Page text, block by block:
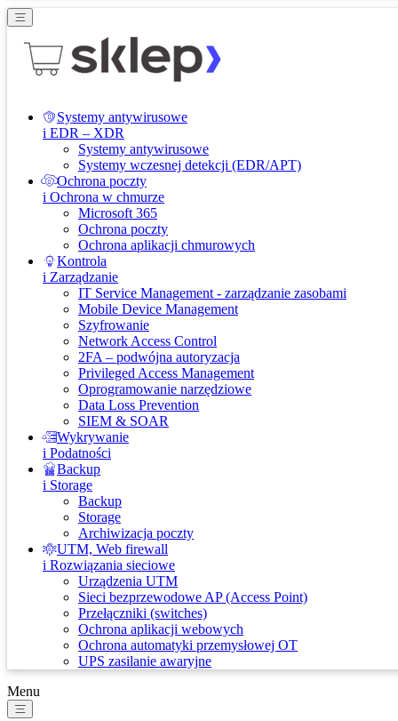
Systemy antywirusowe
i EDR – XDR
Systemy antywirusowe
Systemy wczesnej detekcji (EDR/APT)
Ochrona poczty
i Ochrona w chmurze
Microsoft 365
Ochrona poczty
Ochrona aplikacji chmurowych
Kontrola
i Zarządzanie
IT Service Management - zarządzanie zasobami
Mobile Device Management
Szyfrowanie
Network Access Control
2FA – podwójna autoryzacja
Privileged Access Management
Oprogramowanie narzędziowe
Data Loss Prevention
SIEM & SOAR
Wykrywanie
i Podatności
Backup
i Storage
Backup
Storage
Archiwizacja poczty
UTM, Web firewall
i Rozwiązania sieciowe
Urządzenia UTM
Sieci bezprzewodowe AP (Access Point)
Przełączniki (switches)
Ochrona aplikacji webowych
Ochrona automatyki przemysłowej OT
UPS zasilanie awaryjne
Menu